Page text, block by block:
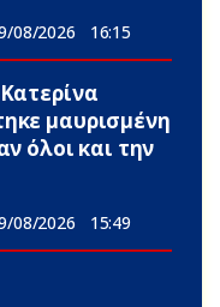
08/2026 16:15
μαυρισμένη
όλοι και την
08/2026 15:49